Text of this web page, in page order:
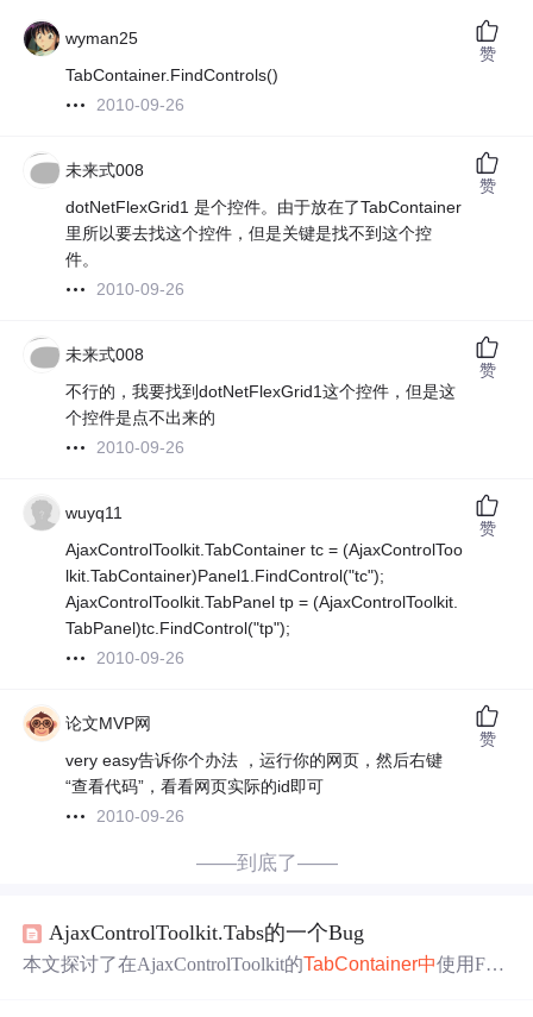
wyman25
TabContainer.FindControls()
2010-09-26
赞
未来式008
dotNetFlexGrid1 是个控件。由于放在了TabContainer
里所以要去找这个控件，但是关键是找不到这个控
件。
2010-09-26
赞
未来式008
不行的，我要找到dotNetFlexGrid1这个控件，但是这
个控件是点不出来的
2010-09-26
赞
wuyq11
AjaxControlToolkit.TabContainer tc = (AjaxControlToo
lkit.TabContainer)Panel1.FindControl("tc");
AjaxControlToolkit.TabPanel tp = (AjaxControlToolkit.
TabPanel)tc.FindControl("tp");
2010-09-26
赞
论文MVP网
very easy告诉你个办法 ，运行你的网页，然后右键
“查看代码”，看看网页实际的id即可
2010-09-26
赞
——到底了——
AjaxControlToolkit.Tabs的一个Bug
本文探讨了在AjaxControlToolkit的TabContainer中使用For